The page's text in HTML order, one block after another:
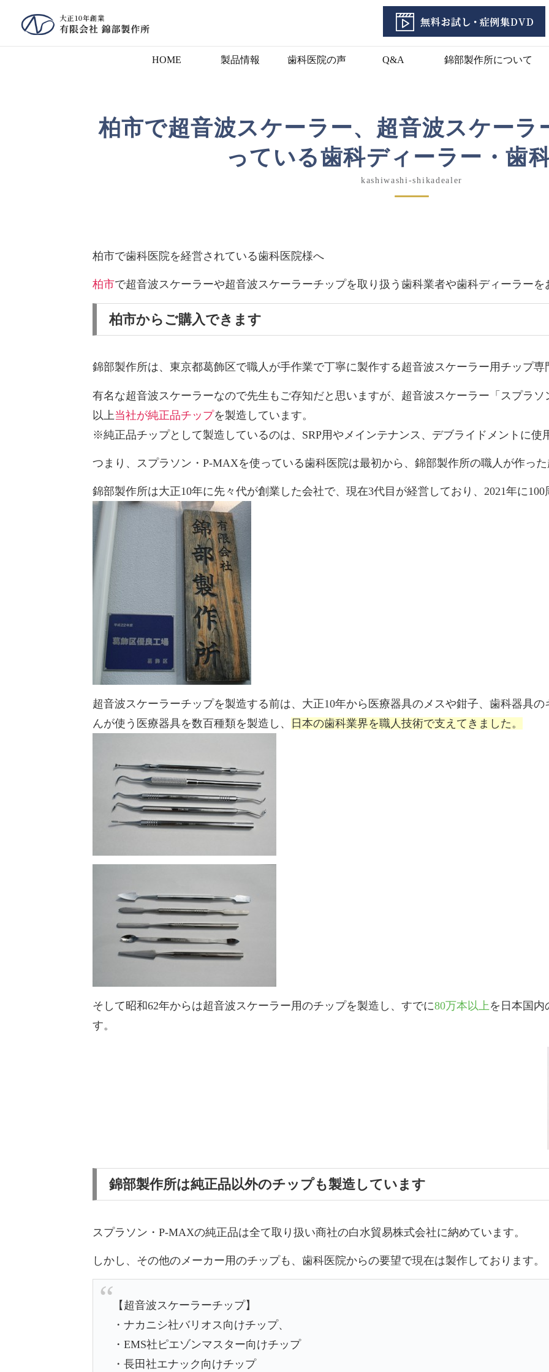
HOME 製品情報 歯科医院の声 Q&A 錦部製作所について
柏市で超音波スケーラー、超音波スケーラ
っている歯科ディーラー・歯
kashiwashi-shikadealer
柏市で歯科医院を経営されている歯科医院様へ
柏市で超音波スケーラーや超音波スケーラーチップを取り扱う歯科業者や歯科ディーラーを
柏市からご購入できます
錦部製作所は、東京都葛飾区で職人が手作業で丁寧に製作する超音波スケーラー用チップ専
有名な超音波スケーラーなので先生もご存知だと思いますが、 超音波スケーラー「スプラ
以上当社が純正品チップを製造しています。
※純正品チップとして製造しているのは、SRP用やメインテナンス、デブライドメントに使
つまり、スプラソン・P-MAXを使っている歯科医院は最初から、錦部製作所の職人が作っ
錦部製作所は大正10年に先々代が創業した会社で、現在3代目が経営しており、2021年に100
超音波スケーラーチップを製造する前は、大正10年から医療器具のメスや鉗子、歯科器具
んが使う医療器具を数百種類を製造し、
日本の歯科業界を職人技術で支えてきました。
そして昭和62年からは超音波スケーラー用のチップを製造し、すでに80万本以上 を日本国内
す。
錦部製作所は純正品以外のチップも製造しています
スプラソン・P-MAXの純正品は全て取り扱い商社の白水貿易株式会社に納めています。
しかし、その他のメーカー用のチップも、歯科医院からの要望で現在は製作しております。
【超音波スケーラーチップ】
・ナカニシ社バリオス向けチップ、
・EMS社ピエゾンマスター向けチップ
・長田社エナック向けチップ